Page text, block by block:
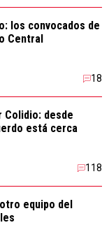
los convocados de
Central
18
Colidio: desde
está cerca
118
equipo del